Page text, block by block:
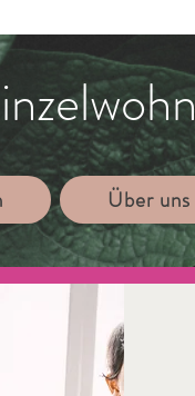
Über uns